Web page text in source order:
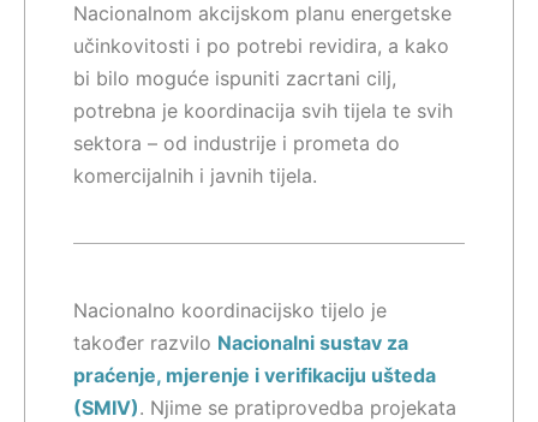
Nacionalnom akcijskom planu energetske
učinkovitosti i po potrebi revidira, a kako
bi bilo moguće ispuniti zacrtani cilj,
potrebna je koordinacija svih tijela te svih
sektora – od industrije i prometa do
komercijalnih i javnih tijela.
Nacionalno koordinacijsko tijelo je
također razvilo Nacionalni sustav za
praćenje, mjerenje i verifikaciju ušteda
(SMIV). Njime se pratiprovedba projekata